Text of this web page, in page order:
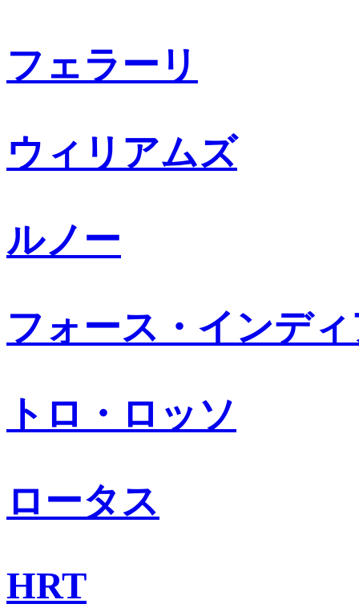
フェラーリ
ウィリアムズ
ルノー
フォース・インデ
トロ・ロッソ
ロータス
HRT